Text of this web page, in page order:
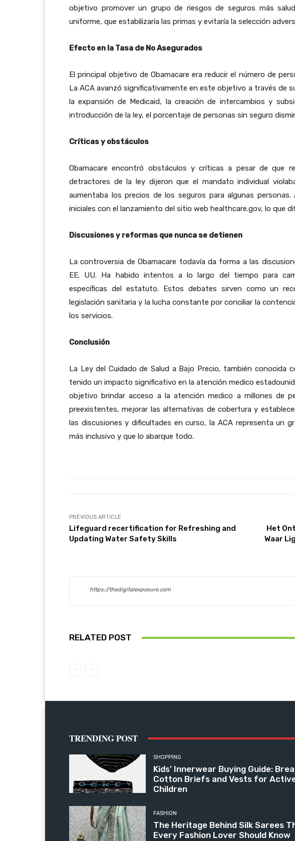
objetivo promover un grupo de riesgos de seguros más
uniforme, que estabilizaría las primas y evitaría la selección
Efecto en la Tasa de No Asegurados
El principal objetivo de Obamacare era reducir el número de
La ACA avanzó significativamente en este objetivo a través de
la expansión de Medicaid, la creación de intercambios y
introducción de la ley, el porcentaje de personas sin seguro
Críticas y obstáculos
Obamacare encontró obstáculos y críticas a pesar de que
detractores de la ley dijeron que el mandato individual
aumentaba los precios de los seguros para algunas
iniciales con el lanzamiento del sitio web healthcare.gov, lo que
Discusiones y reformas que nunca se detienen
La controversia de Obamacare todavía da forma a las
EE. UU. Ha habido intentos a lo largo del tiempo para
específicas del estatuto. Estos debates sirven como un
legislación sanitaria y la lucha constante por conciliar la
los servicios.
Conclusión
La Ley del Cuidado de Salud a Bajo Precio, también conocida
tenido un impacto significativo en la atención medico
objetivo brindar acceso a la atención medico a millones de
preexistentes, mejorar las alternativas de cobertura y
las discusiones y dificultades en curso, la ACA representa un
más inclusivo y que lo abarque todo.
PREVIOUS ARTICLE
Lifeguard recertification for Refreshing and
Updating Water Safety Skills
Het
Waar
https://thedigitalexposure.com
RELATED POST
TRENDING POST
SHOPPING
Kids’ Innerwear Buying Guide:
Cotton Briefs and Vests for
Children
FASHION
The Heritage Behind Silk Sarees
Every Fashion Lover Should Know